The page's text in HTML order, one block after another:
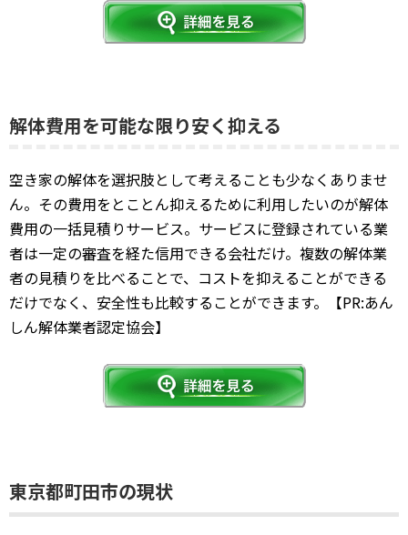
解体費用を可能な限り安く抑える
空き家の解体を選択肢として考えることも少なくありませ
ん。その費用をとことん抑えるために利用したいのが解体
費用の一括見積りサービス。サービスに登録されている業
者は一定の審査を経た信用できる会社だけ。複数の解体業
者の見積りを比べることで、コストを抑えることができる
だけでなく、安全性も比較することができます。【PR:あん
しん解体業者認定協会】
東京都町田市の現状